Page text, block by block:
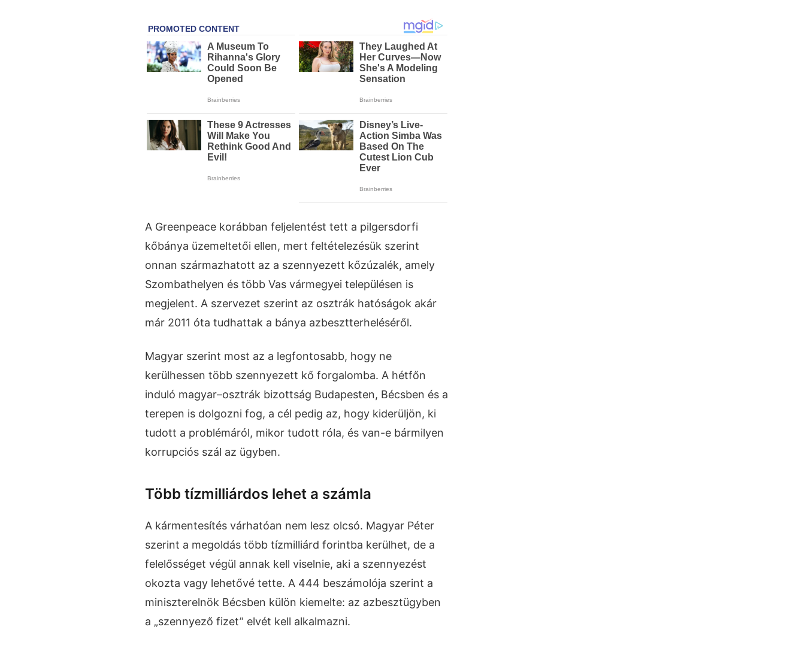
A Greenpeace korábban feljelentést tett a pilgersdorfi
kőbánya üzemeltetői ellen, mert feltételezésük szerint
onnan származhatott az a szennyezett kőzúzalék, amely
Szombathelyen és több Vas vármegyei településen is
megjelent. A szervezet szerint az osztrák hatóságok akár
már 2011 óta tudhattak a bánya azbesztterheléséről.
Magyar szerint most az a legfontosabb, hogy ne
kerülhessen több szennyezett kő forgalomba. A hétfőn
induló magyar–osztrák bizottság Budapesten, Bécsben és a
terepen is dolgozni fog, a cél pedig az, hogy kiderüljön, ki
tudott a problémáról, mikor tudott róla, és van-e bármilyen
korrupciós szál az ügyben.
Több tízmilliárdos lehet a számla
A kármentesítés várhatóan nem lesz olcsó. Magyar Péter
szerint a megoldás több tízmilliárd forintba kerülhet, de a
felelősséget végül annak kell viselnie, aki a szennyezést
okozta vagy lehetővé tette. A 444 beszámolója szerint a
miniszterelnök Bécsben külön kiemelte: az azbesztügyben
a „szennyező fizet” elvét kell alkalmazni.